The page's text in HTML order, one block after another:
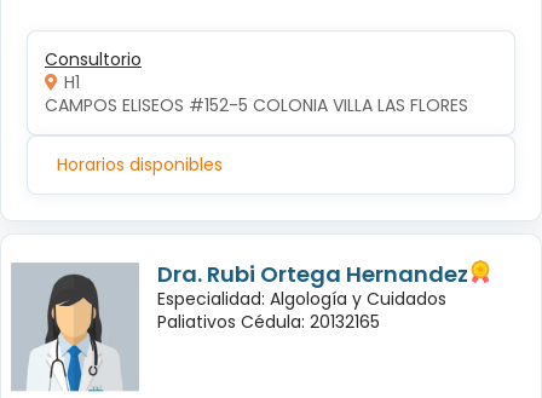
Consultorio
H1
CAMPOS ELISEOS #152-5 COLONIA VILLA LAS FLORES
Horarios disponibles
Dra. Rubi Ortega Hernandez
Especialidad: Algología y Cuidados
Paliativos Cédula: 20132165